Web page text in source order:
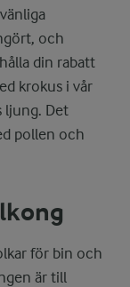
och
din rabatt
krokus i vår
ljung. Det
pollen och
för bin och
är till